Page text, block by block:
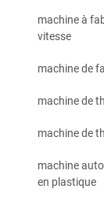
machine à
vitesse
machine de
machine de
machine de
machine
en plastique